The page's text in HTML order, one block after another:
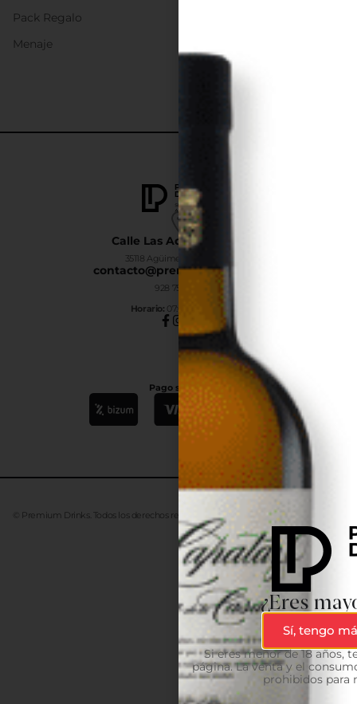
Calle Las Adelfas Nº6-B
35118 Agüimes, Las Palmas
contacto@premiumdrinks.es
928 754 363
Horario: 07:00h a 15:00h
Pago seguro
Pack Regalo
Menaje
© Premium Drinks. Todos los derechos reservados. DesarrolladoAdvanze
¿Eres
Sí, tengo
Si eres menor de 18 años,
página. La venta y el
prohibidos para